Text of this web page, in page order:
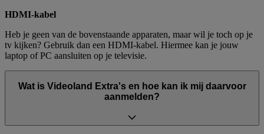
HDMI-kabel
Heb je geen van de bovenstaande apparaten, maar wil je toch op je
tv kijken? Gebruik dan een HDMI-kabel. Hiermee kan je jouw
laptop of PC aansluiten op je televisie.
Wat is Videoland Extra's en hoe kan ik mij daarvoor
aanmelden?